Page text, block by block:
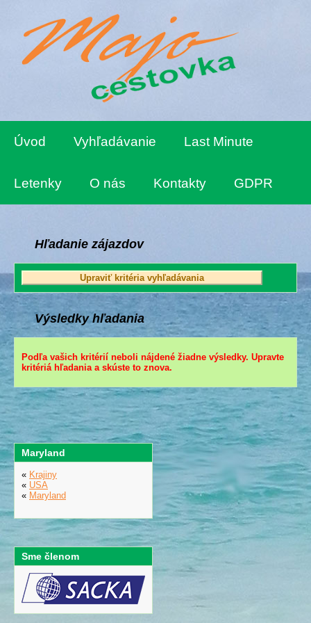
Úvod Vyhľadávanie Last Minute
Letenky O nás Kontakty GDPR
Hľadanie zájazdov
Výsledky hľadania
Podľa vašich kritérií neboli nájdené žiadne výsledky. Upravte
kritériá hľadania a skúste to znova.
Maryland
« Krajiny
« USA
« Maryland
Sme členom